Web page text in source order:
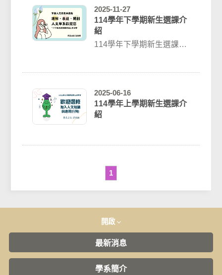
2025-11-27
114學年下學期新生選課介
紹
114學年下學期新生選課介
2025-06-16
114學年上學期新生選課介
紹
1
開啟
最新消息
學系簡介